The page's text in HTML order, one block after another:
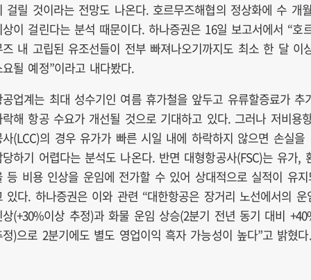
걸릴 것이라는 전망도 나온다. 호르무즈해협의 정상화에 수 개월
상이 걸린다는 분석 때문이다. 하나증권은 16일 보고서에서 “호
즈 내 고립된 유조선들이 전부 빠져나오기까지도 최소 한 달 이
될 예정”이라고 내다봤다.
공업계는 최대 성수기인 여름 휴가철을 앞두고 유류할증료가 추
락해 항공 수요가 개선될 것으로 기대하고 있다. 그러나 저비용
사(LCC)의 경우 유가가 빠른 시일 내에 하락하지 않으면 손실을
당하기 어렵다는 분석도 나온다. 반면 대형항공사(FSC)는 유가,
등 비용 인상을 운임에 전가할 수 있어 상대적으로 실적이 유지
있다. 하나증권은 이와 관련 “대한항공은 장거리 노선에서의 운
상(+30%이상 추정)과 화물 운임 상승(2분기 전년 동기 대비
정)으로 2분기에도 별도 영업이익 흑자 가능성이 높다”고 밝혔다.